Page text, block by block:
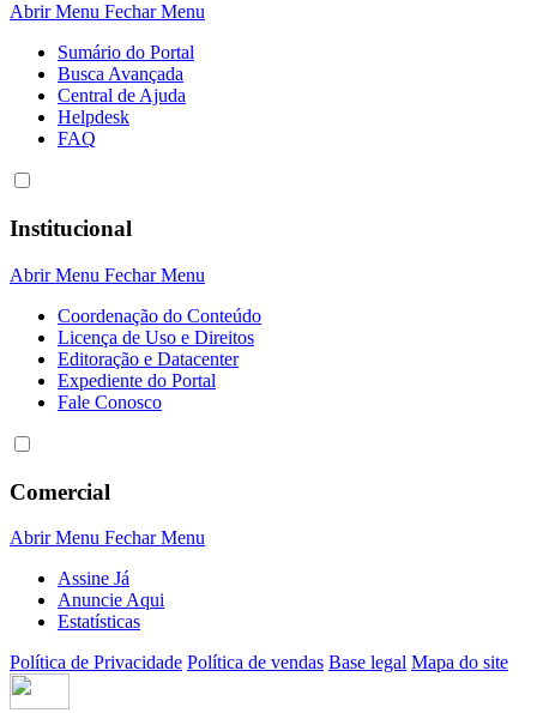
Abrir Menu Fechar Menu
Sumário do Portal
Busca Avançada
Central de Ajuda
Helpdesk
FAQ
Institucional
Abrir Menu Fechar Menu
Coordenação do Conteúdo
Licença de Uso e Direitos
Editoração e Datacenter
Expediente do Portal
Fale Conosco
Comercial
Abrir Menu Fechar Menu
Assine Já
Anuncie Aqui
Estatísticas
Política de Privacidade Política de vendas Base legal Mapa do site